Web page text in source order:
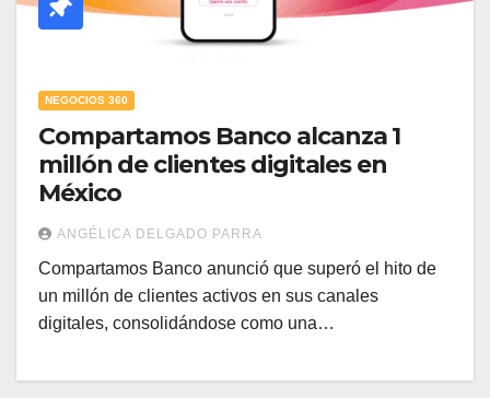
NEGOCIOS 360
Compartamos Banco alcanza 1
millón de clientes digitales en
México
ANGÉLICA DELGADO PARRA
Compartamos Banco anunció que superó el hito de
un millón de clientes activos en sus canales
digitales, consolidándose como una…